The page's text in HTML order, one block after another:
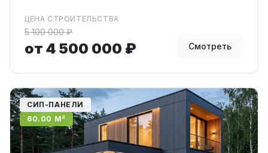
ЦЕНА СТРОИТЕЛЬСТВА
5 100 000 ₽
от 4 500 000 ₽ Смотреть
СИП-ПАНЕЛИ
60.00 М²